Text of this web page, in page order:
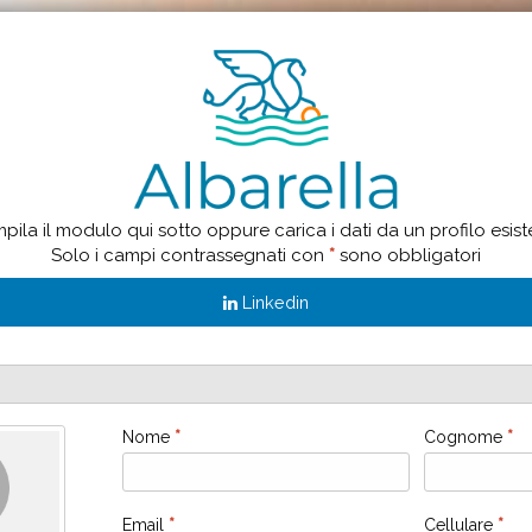
il modulo qui sotto oppure carica i dati da un profilo
Solo i campi contrassegnati con *sono obbligatori
Linkedin
Nome * Cognome *
Email * Cellulare *